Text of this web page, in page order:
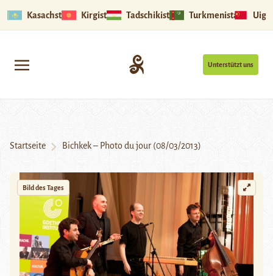
Kasachstan Kirgistan Tadschikistan Turkmenistan
Unterstützt uns
Startseite Bichkek – Photo du jour (08/03/2013)
Bild des Tages